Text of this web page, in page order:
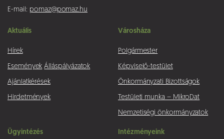
E-mail: pomaz@pomaz.hu
Aktuális
Hírek
Események Álláspályázatok
Ajánlatkérések
Hirdetmények
Városháza
Polgármester
Képviselő-testület
Önkormányzati Bizottságok
Testületi munka – MikroDat
Nemzetiségi önkormányzatok
Ügyintézés Intézményeink